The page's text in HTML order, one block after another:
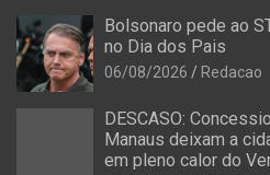
Bolsonaro pede ao
no Dia dos Pais
06/08/2026 Redacao
DESCASO:
Manaus deixam a
em pleno calor do